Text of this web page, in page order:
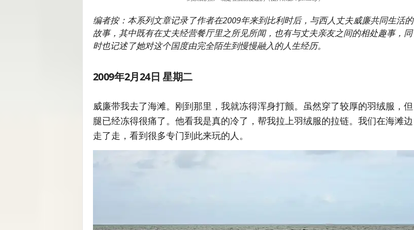
编者按：本系列文章记录了作者在2009年来到比利时后，与西人丈夫威廉共同生活的
故事，其中既有在丈夫经营餐厅里之所见所闻，也有与丈夫亲友之间的相处趣事，同
时也记述了她对这个国度由完全陌生到慢慢融入的人生经历。
2009年2月24日 星期二
威廉带我去了海滩。刚到那里，我就冻得浑身打颤。虽然穿了较厚的羽绒服，但
腿已经冻得很痛了。他看我是真的冷了，帮我拉上羽绒服的拉链。我们在海滩边
走了走，看到很多专门到此来玩的人。